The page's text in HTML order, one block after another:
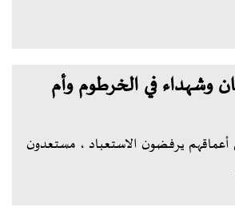
وشهداء في الخرطوم وأم
يرفضون الاستعباد ، مستعدون